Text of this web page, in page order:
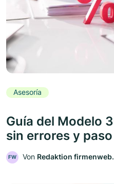
Asesoría
Guía del Modelo
sin errores y
FW Von Redaktion